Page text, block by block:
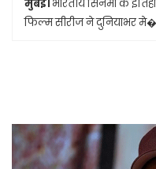
मुंबई। भारतीय सिनेमा के
फिल्म सीरीज ने दुनियाभर मे�